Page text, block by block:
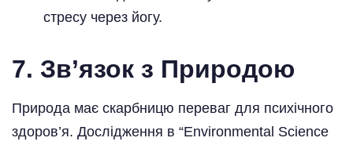
стресу через йогу.
7. Зв’язок з Природою
Природа має скарбницю переваг для психічного
здоров’я. Дослідження в “Environmental Science